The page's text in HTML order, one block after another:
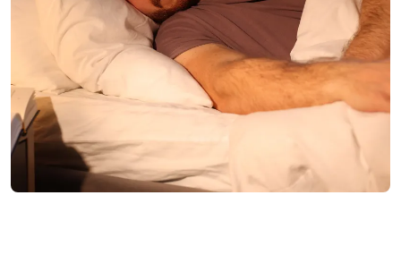
interactie met ons
binnen en buiten
onze website te
volgen. Dat doen we
legitiem en belangrijk,
anoniem. Meer
weten? Lees
dit overzichtvoor
cookieinstellingen en